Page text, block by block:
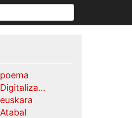
poema
Digitaliza...
euskara
Atabal